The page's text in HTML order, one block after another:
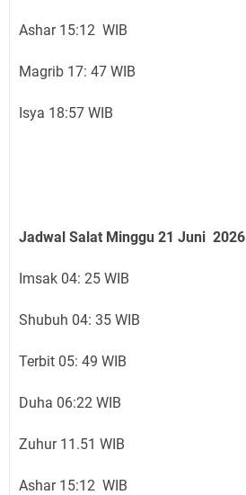
Ashar 15:12 WIB
Magrib 17: 47 WIB
Isya 18:57 WIB
Jadwal Salat Minggu 21 Juni 2026
Imsak 04: 25 WIB
Shubuh 04: 35 WIB
Terbit 05: 49 WIB
Duha 06:22 WIB
Zuhur 11.51 WIB
Ashar 15:12 WIB